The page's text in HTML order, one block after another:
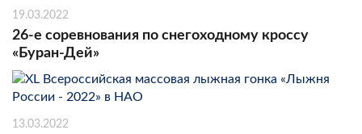
19.03.2022
26-е соревнования по снегоходному кроссу
«Буран-Дей»
13.03.2022